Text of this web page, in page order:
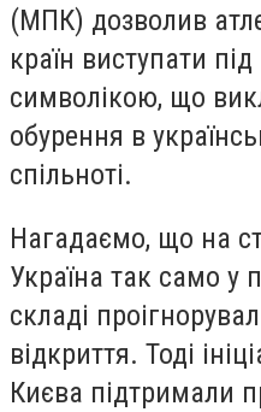
(МПК) дозволив
країн виступати
символікою, що
обурення в
спільноті.
Нагадаємо, що на
Україна так само у
складі
відкриття. Тоді
Києва підтримали